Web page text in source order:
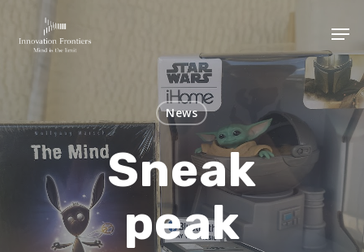
News
Sneak
peak